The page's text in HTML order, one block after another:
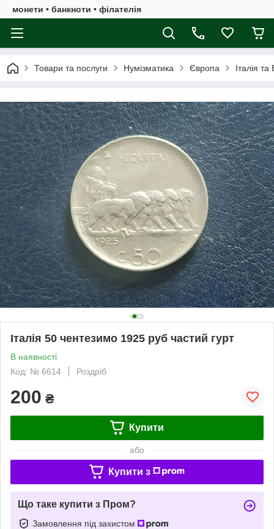
монети • банкноти • філателія
Товари та послуги Нумізматика Європа Італія
Італія 50 чентезимо 1925 руб частий гурт
В наявності
Код: № 6614
Роздріб
200 ₴
Купити
або
Купити з
Що таке купити з Пром?
Замовлення під захистом